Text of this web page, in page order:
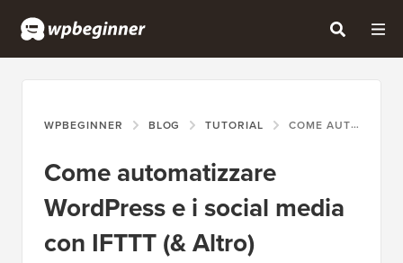
WPBEGINNER BLOG TUTORIAL COME AUTOMATIZZARE WORDPRESS E I SOCIAL MEDIA CON IFTTT (& ALTRO)
Come automatizzare
WordPress e i social media
con IFTTT (& Altro)